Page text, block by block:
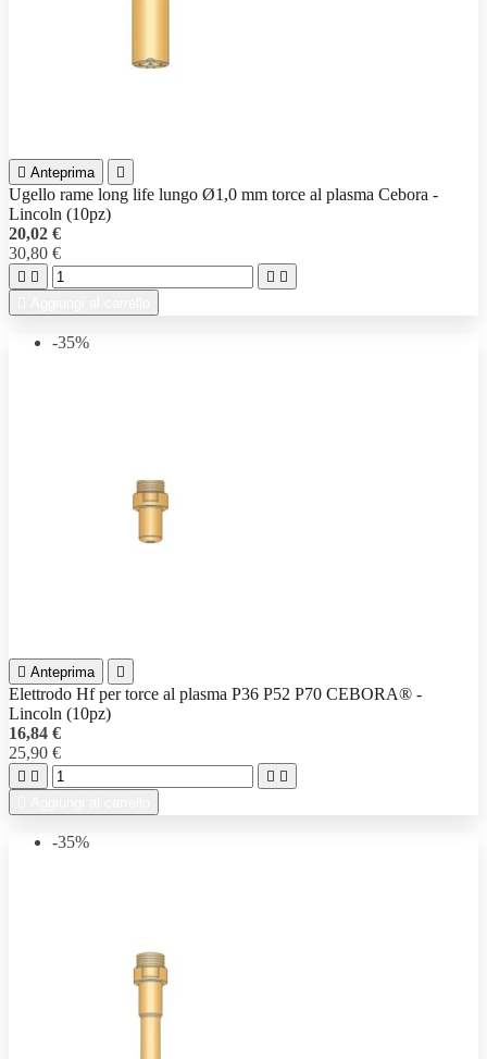
 Anteprima 
Ugello rame long life lungo Ø1,0 mm torce al plasma Cebora -
Lincoln (10pz)
20,02 €
30,80 €
   
-35%
 Anteprima 
Elettrodo Hf per torce al plasma P36 P52 P70 CEBORA® -
Lincoln (10pz)
16,84 €
25,90 €
   
-35%